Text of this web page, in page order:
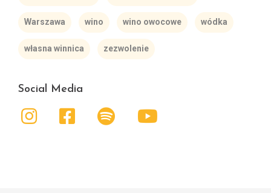
Warszawa wino wino owocowe wódka
własna winnica zezwolenie
Social Media